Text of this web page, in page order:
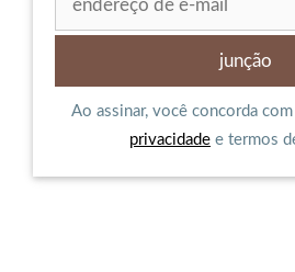
Ao assinar, você concorda
privacidade e termos